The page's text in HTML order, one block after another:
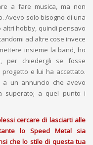
a fare musica, ma non
Avevo solo bisogno di una
altri hobby, quindi pensavo
ad altre cose invece
insieme la band, ho
per chiedergli se fosse
e lui ha accettato.
un annuncio che avevo
superato; a quel punto i
cercare di lasciarti alle
lo Speed Metal sia
che lo stile di questa tua